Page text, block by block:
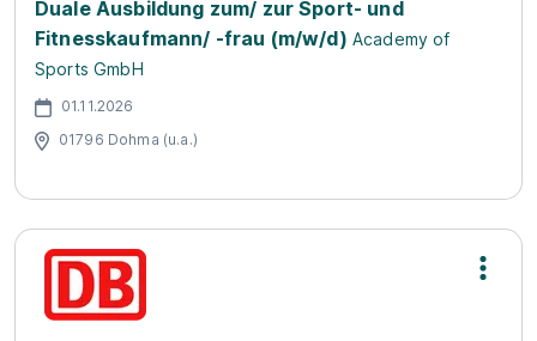
Duale Ausbildung zum/ zur Sport- und
Fitnesskaufmann/ -frau (m/w/d) Academy of
Sports GmbH
01.11.2026
01796 Dohma (u.a.)